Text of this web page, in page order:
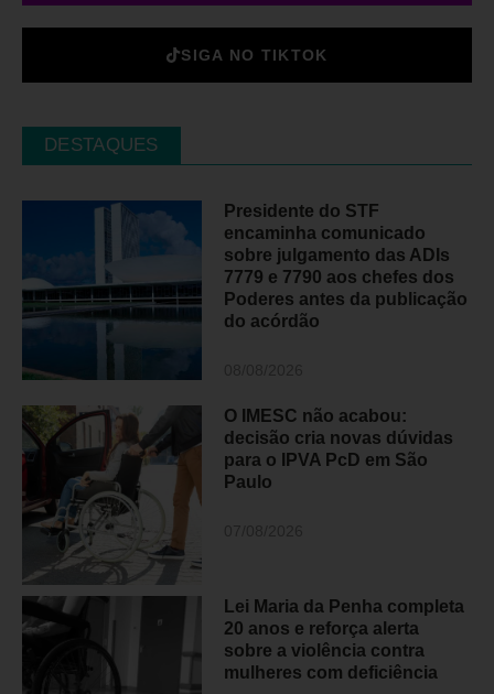
SIGA NO TIKTOK
DESTAQUES
Presidente do STF
encaminha comunicado
sobre julgamento das ADIs
7779 e 7790 aos chefes dos
Poderes antes da publicação
do acórdão
O IMESC não acabou:
decisão cria novas dúvidas
para o IPVA PcD em São
Paulo
Lei Maria da Penha completa
20 anos e reforça alerta
sobre a violência contra
mulheres com deficiência